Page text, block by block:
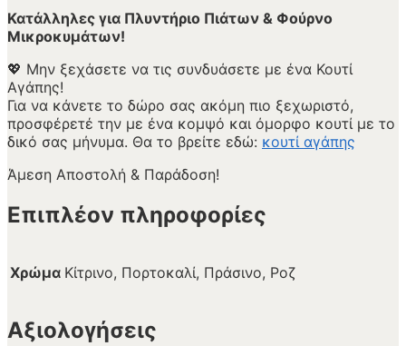
Κατάλληλες για Πλυντήριο Πιάτων & Φούρνο
Μικροκυμάτων!
💖 Μην ξεχάσετε να τις συνδυάσετε με ένα Κουτί
Αγάπης!
Για να κάνετε το δώρο σας ακόμη πιο ξεχωριστό,
προσφέρετέ την με ένα κομψό και όμορφο κουτί με το
δικό σας μήνυμα. Θα το βρείτε εδώ: κουτί αγάπης
Άμεση Αποστολή & Παράδοση!
Επιπλέον πληροφορίες
Χρώμα Κίτρινο, Πορτοκαλί, Πράσινο, Ροζ
Αξιολογήσεις